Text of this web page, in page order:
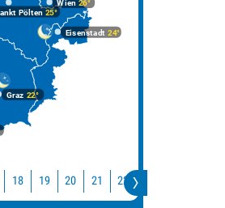
Graz 22°
Wien 26°
Eisenstadt 24°
Pölten 25°
18 19 20 21 22